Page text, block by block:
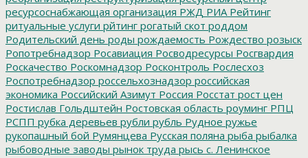
ресурсоснабжающая организация РЖД РИА Рейтинг
ритуальные услуги рйтинг рогатый скот роддом
Родительский день роды рождаемость Рождество розыск
Ропотребнадзор Росавиация Росводресурсы Росгвардия
Роскачество Роскомнадзор Росконтроль Рослесхоз
Роспотребнадзор россельхознадзор российская
экономика Российский Азимут Россия Росстат рост цен
Ростислав Гольдштейн Ростовская область роуминг РПЦ
РСПП рубка деревьев рубли рубль Рудное ружье
рукопашный бой Румянцева Русская поляна рыба рыбалка
рыбоводные заводы рынок труда рысь с. Ленинское